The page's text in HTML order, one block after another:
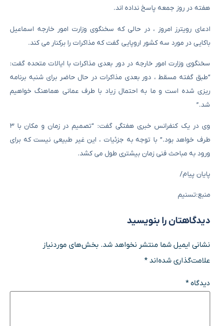
هفته در روز جمعه پاسخ نداده اند.
ادعای رویترز امروز ، در حالی که سخنگوی وزارت امور خارجه اسماعیل
باکایی در مورد سه کشور اروپایی گفت که مذاکرات را برکنار می کند.
سخنگوی وزارت امور خارجه در دور بعدی مذاکرات با ایالات متحده گفت:
“طبق گفته مسقط ، دور بعدی مذاکرات در حال حاضر برای شنبه برنامه
ریزی شده است و ما به احتمال زیاد با طرف عمانی هماهنگ خواهیم
شد.”
وی در یک کنفرانس خبری هفتگی گفت: “تصمیم در زمان و مکان با ۳
طرف خواهد بود.” با توجه به جزئیات ، این غیر طبیعی نیست که برای
ورود به مباحث فنی زمان بیشتری طول می کشد.
پایان پیام/
منبع:تسنیم
دیدگاهتان را بنویسید
نشانی ایمیل شما منتشر نخواهد شد. بخش‌های موردنیاز
علامت‌گذاری شده‌اند*
دیدگاه*